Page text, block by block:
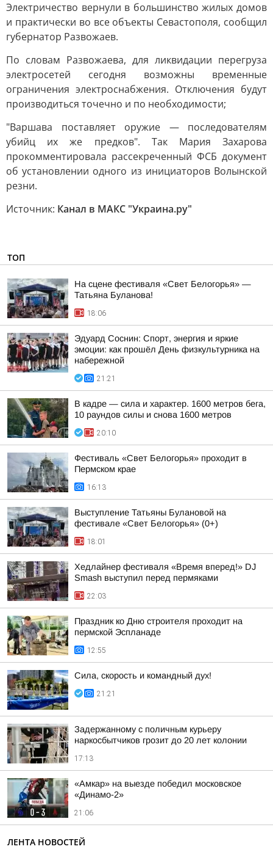
Электричество вернули в большинство жилых домов
и практически во все объекты Севастополя, сообщил
губернатор Развожаев.
По словам Развожаева, для ликвидации перегруза
электросетей сегодня возможны временные
ограничения электроснабжения. Отключения будут
производиться точечно и по необходимости;
"Варшава поставляет оружие — последователям
убийц их же предков". Так Мария Захарова
прокомментировала рассекреченный ФСБ документ
об установлении одного из инициаторов Волынской
резни.
Источник: Канал в МАКС "Украина.ру"
ТОП
На сцене фестиваля «Свет Белогорья» —
Татьяна Буланова!
18:06
Эдуард Соснин: Спорт, энергия и яркие
эмоции: как прошёл День физкультурника на
набережной
21:21
В кадре — сила и характер. 1600 метров бега,
10 раундов силы и снова 1600 метров
20:10
Фестиваль «Свет Белогорья» проходит в
Пермском крае
16:13
Выступление Татьяны Булановой на
фестивале «Свет Белогорья» (0+)
18:01
Хедлайнер фестиваля «Время вперед!» DJ
Smash выступил перед пермяками
22:03
Праздник ко Дню строителя проходит на
пермской Эспланаде
12:55
Сила, скорость и командный дух!
21:21
Задержанному с поличным курьеру
наркосбытчиков грозит до 20 лет колонии
17:13
«Амкар» на выезде победил московское
«Динамо-2»
21:06
ЛЕНТА НОВОСТЕЙ